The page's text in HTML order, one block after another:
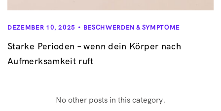
DEZEMBER 10, 2025 BESCHWERDEN & SYMPTOME
Starke Perioden – wenn dein Körper nach
Aufmerksamkeit ruft
No other posts in this category.